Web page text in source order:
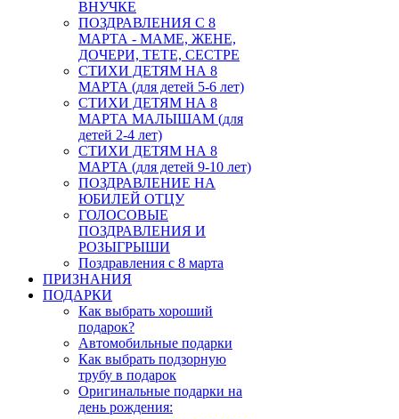
ВНУЧКЕ
ПОЗДРАВЛЕНИЯ С 8
МАРТА - МАМЕ, ЖЕНЕ,
ДОЧЕРИ, ТЕТЕ, СЕСТРЕ
СТИХИ ДЕТЯМ НА 8
МАРТА (для детей 5-6 лет)
СТИХИ ДЕТЯМ НА 8
МАРТА МАЛЫШАМ (для
детей 2-4 лет)
СТИХИ ДЕТЯМ НА 8
МАРТА (для детей 9-10 лет)
ПОЗДРАВЛЕНИЕ НА
ЮБИЛЕЙ ОТЦУ
ГОЛОСОВЫЕ
ПОЗДРАВЛЕНИЯ И
РОЗЫГРЫШИ
Поздравления с 8 марта
ПРИЗНАНИЯ
ПОДАРКИ
Как выбрать хороший
подарок?
Автомобильные подарки
Как выбрать подзорную
трубу в подарок
Оригинальные подарки на
день рождения: